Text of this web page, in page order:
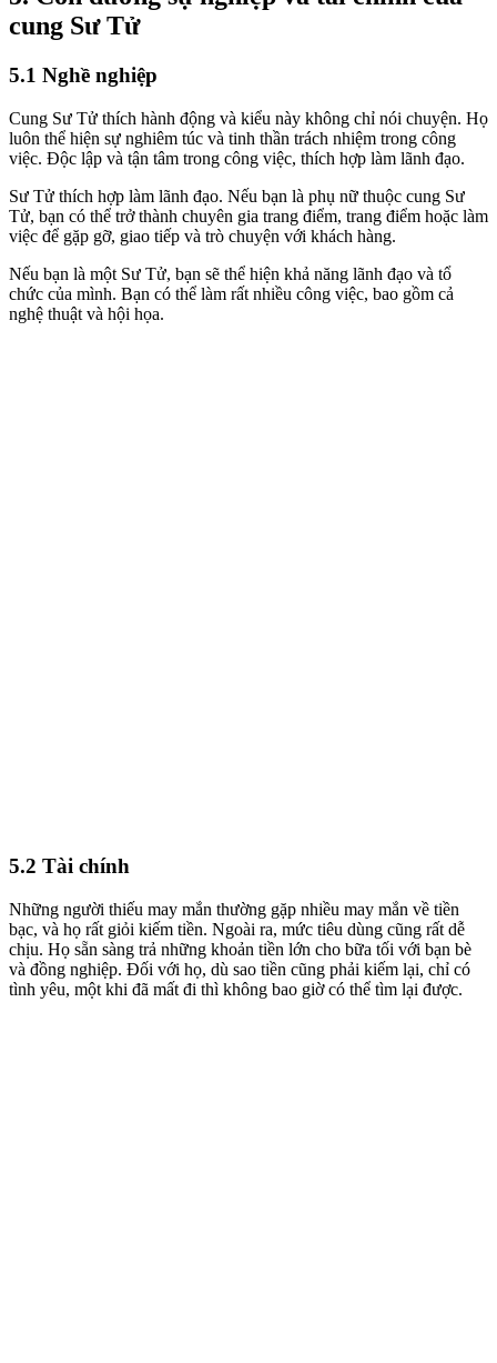
cung Sư Tử
5.1 Nghề nghiệp
Cung Sư Tử thích hành động và kiểu này không chỉ nói chuyện. Họ
luôn thể hiện sự nghiêm túc và tinh thần trách nhiệm trong công
việc. Độc lập và tận tâm trong công việc, thích hợp làm lãnh đạo.
Sư Tử thích hợp làm lãnh đạo. Nếu bạn là phụ nữ thuộc cung Sư
Tử, bạn có thể trở thành chuyên gia trang điểm, trang điểm hoặc làm
việc để gặp gỡ, giao tiếp và trò chuyện với khách hàng.
Nếu bạn là một Sư Tử, bạn sẽ thể hiện khả năng lãnh đạo và tổ
chức của mình. Bạn có thể làm rất nhiều công việc, bao gồm cả
nghệ thuật và hội họa.
5.2 Tài chính
Những người thiếu may mắn thường gặp nhiều may mắn về tiền
bạc, và họ rất giỏi kiếm tiền. Ngoài ra, mức tiêu dùng cũng rất dễ
chịu. Họ sẵn sàng trả những khoản tiền lớn cho bữa tối với bạn bè
và đồng nghiệp. Đối với họ, dù sao tiền cũng phải kiếm lại, chỉ có
tình yêu, một khi đã mất đi thì không bao giờ có thể tìm lại được.